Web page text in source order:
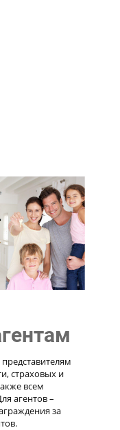
страховых и
всем
агентов –
за